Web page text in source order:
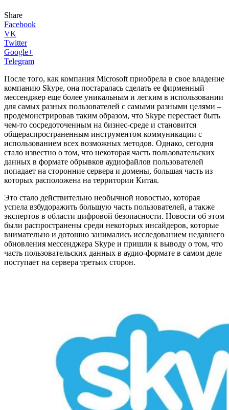
Share
Facebook
VK
Twitter
Google+
Telegram
После того, как компания Microsoft приобрела в свое владение
компанию Skype, она постаралась сделать ее фирменный
мессенджер еще более уникальным и легким в использовании
для самых разных пользователей с самыми разными целями –
продемонстрировав таким образом, что Skype перестает быть
чем-то сосредоточенным на бизнес-среде и становится
общераспространенным инструментом коммуникации с
использованием всех возможных методов. Однако, сегодня
стало известно о том, что некоторая часть пользовательских
данных в формате обрывков аудиофайлов пользователей
попадает на сторонние сервера и домены, большая часть из
которых расположена на территории Китая.
Это стало действительно необычной новостью, которая
успела взбудоражить большую часть пользователей, а также
экспертов в области цифровой безопасности. Новости об этом
были распространены среди некоторых инсайдеров, которые
внимательно и дотошно занимались исследованием недавнего
обновления мессенджера Skype и пришли к выводу о том, что
часть пользовательских данных в аудио-формате в самом деле
поступает на сервера третьих сторон.